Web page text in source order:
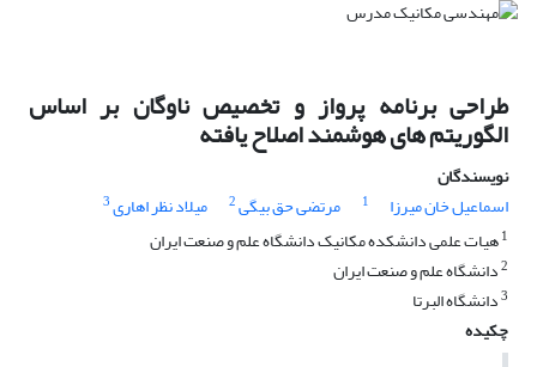
طراحی برنامه پرواز و تخصیص ناوگان بر اساس
الگوریتم های هوشمند اصلاح یافته
نویسندگان
اسماعیل خان میرزا
1 مرتضی حق بیگی2 میلاد نظر اهاری3
1هیات علمی دانشکده مکانیک دانشگاه علم و صنعت ایران
2دانشگاه علم و صنعت ایران
3دانشگاه البرتا
چکیده